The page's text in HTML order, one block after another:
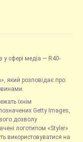
у сфері медіа — R40-
який розповідає про
їхнім
Getty Images,
дозволу
логотипом «Styler»
використовуватися на